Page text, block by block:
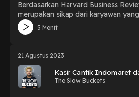
Berdasarkan Harvard Business
merupakan sikap dari karyawan
bersedia untuk bekerja lebih keras
melakukan quiet quitting?
5 Menit
21 Agustus 2023
Kasir Cantik Indomaret
The Slow Buckets